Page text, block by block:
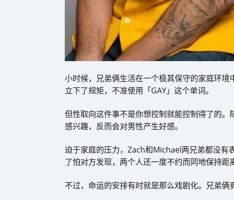
小时候，兄弟俩生活在一个极其保守的家庭环
立下了规矩，不准使用「GAY」这个单词。
但性取向这件事不是你想控制就能控制得了的
感兴趣，反而会对男性产生好感。
迫于家庭的压力，Zach和Michael两兄弟都没有
了怕对方发现，两个人还一度不约而同地保持距
不过，命运的安排有时就是那么戏剧化。兄弟俩